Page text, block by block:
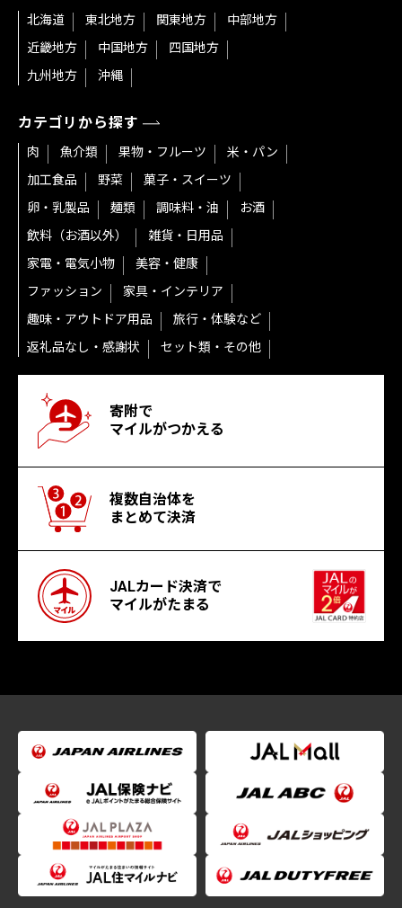
北海道 東北地方 関東地方
中部地方
近畿地方
中国地方
四国地方
九州地方
沖縄
カテゴリから探す
肉 魚介類 果物・フルーツ
米・パン
加工食品
野菜
菓子・スイーツ
卵・乳製品
麺類 調味料・油
お酒
飲料（お酒以外）
雑貨・日用品
家電・電気小物
美容・健康
ファッション
家具・インテリア
趣味・アウトドア用品
旅行・体験など
返礼品なし・感謝状
セット類・その他
寄附で
マイルがつかえる
複数自治体を
まとめて決済
JALカード決済で
マイルがたまる